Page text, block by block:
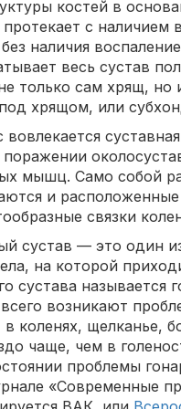
костей в
с наличием
наличия
весь сустав
только сам хрящ, но
хрящом, или
поражении
мышц. Само собой
и
связки
сустав — это один
на которой
сустава называется
возникают
коленях, щелканье,
чаще, чем в
проблемы
«Современные